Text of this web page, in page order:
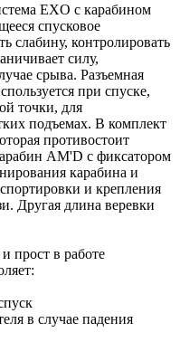
EXO с карабином
спусковое
слабину, контролировать
силу,
срыва. Разъемная
при спуске,
точки, для
подъемах. В комплект
противостоит
АМ'D с фиксатором
карабина и
и крепления
Другая длина веревки
прост в работе
в случае падения